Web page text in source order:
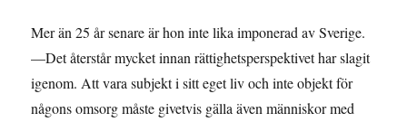
Mer än 25 år senare är hon inte lika imponerad av Sverige.
—Det återstår mycket innan rättighetsperspektivet har slagit
igenom. Att vara subjekt i sitt eget liv och inte objekt för
någons omsorg måste givetvis gälla även människor med